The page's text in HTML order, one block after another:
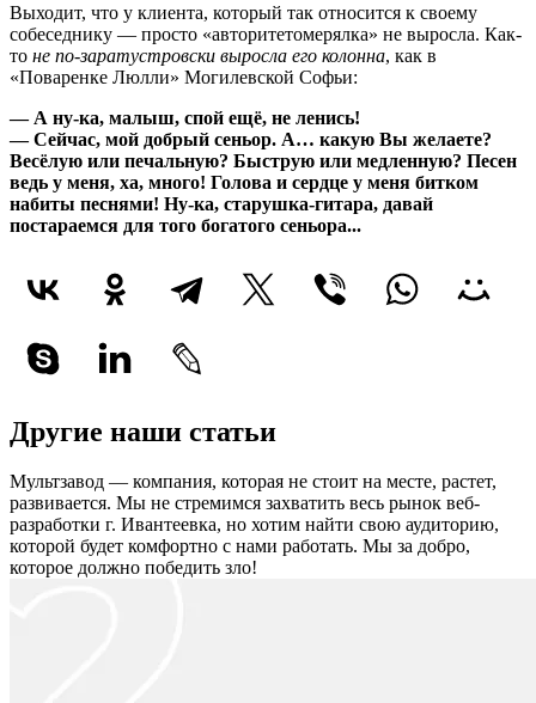
Выходит, что у клиента, который так относится к своему
собеседнику — просто «авторитетомерялка» не выросла. Как-
то не по-заратустровски выросла его колонна, как в
«Поваренке Люлли» Могилевской Софьи:
— А ну-ка, малыш, спой ещё, не ленись!
— Сейчас, мой добрый сеньор. А… какую Вы желаете?
Весёлую или печальную? Быструю или медленную? Песен
ведь у меня, ха, много! Голова и сердце у меня битком
набиты песнями! Ну-ка, старушка-гитара, давай
постараемся для того богатого сеньора...
Другие наши статьи
Мультзавод — компания, которая не стоит на месте, растет,
развивается. Мы не стремимся захватить весь рынок веб-
разработки г. Ивантеевка, но хотим найти свою аудиторию,
которой будет комфортно с нами работать. Мы за добро,
которое должно победить зло!